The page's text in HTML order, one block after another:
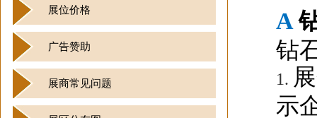
展位价格
广告赞助
展商常见问题
A
钻
1.
示